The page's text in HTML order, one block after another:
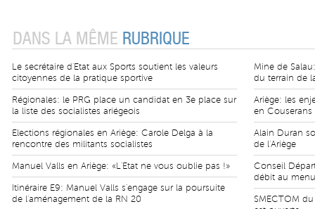
DANS LA MÊME RUBRIQUE
Le secrétaire d'Etat aux Sports soutient les valeurs
citoyennes de la pratique sportive
Régionales: le PRG place un candidat en 3e place sur
la liste des socialistes ariégeois
Elections régionales en Ariège: Carole Delga à la
rencontre des militants socialistes
Manuel Valls en Ariège: «L'Etat ne vous oublie pas !»
Itinéraire E9: Manuel Valls s'engage sur la poursuite
de l'aménagement de la RN 20
Mine de
du terrain de
Ariège: les
en Couserans
Alain Duran
de l'Ariège
Conseil
débit au
SMECTOM